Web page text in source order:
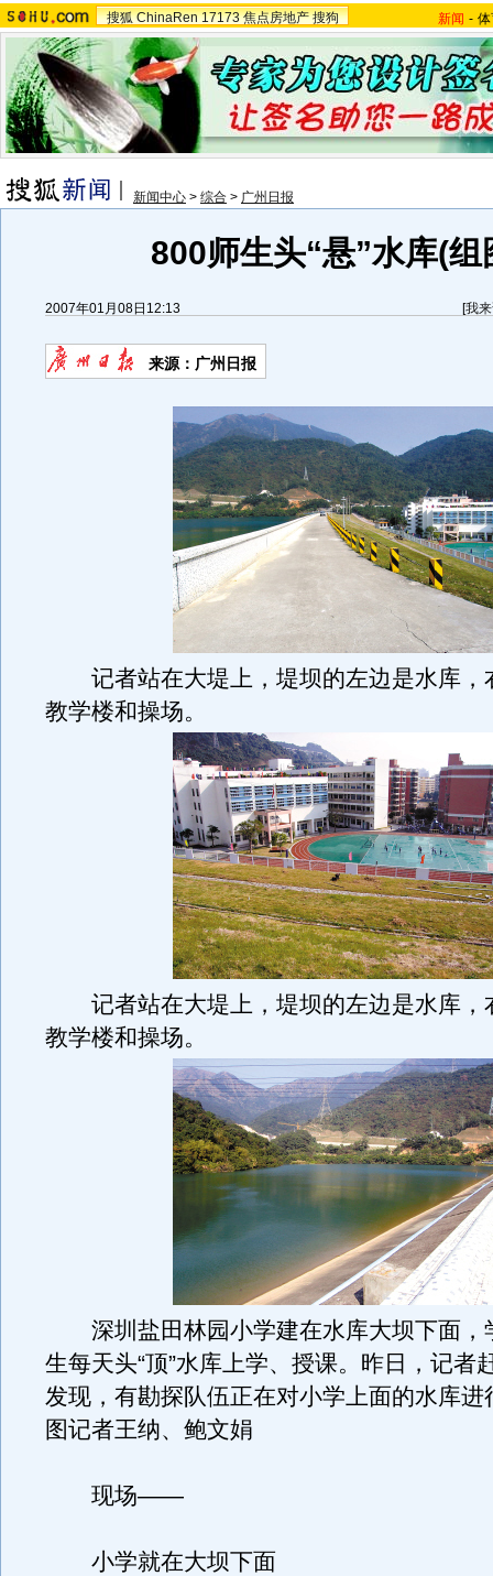
搜狐 ChinaRen 17173 焦点房地产 搜狗 新闻 -
新闻中心 > 综合 > 广州日报
800师生头“悬”水库(组
2007年01月08日12:13 [我
来源：广州日报
记者站在大堤上，堤坝的左边是水库，
教学楼和操场。
记者站在大堤上，堤坝的左边是水库，
教学楼和操场。
深圳盐田林园小学建在水库大坝下面，
生每天头“顶”水库上学、授课。昨日，记者
发现，有勘探队伍正在对小学上面的水库
图记者王纳、鲍文娟
现场——
小学就在大坝下面